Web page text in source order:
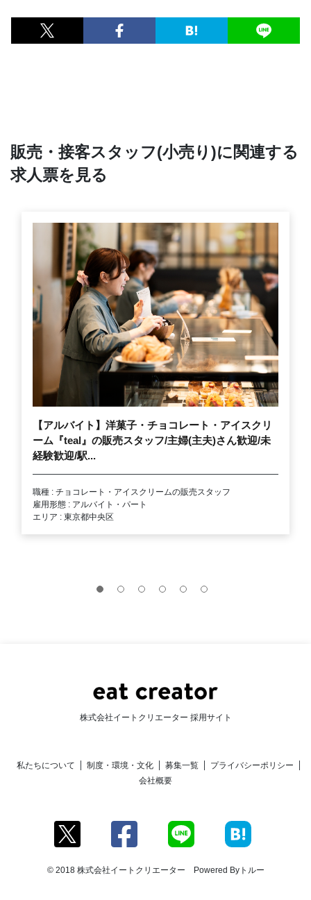
販売・接客スタッフ(小売り)に関連する
求人票を見る
【アルバイト】洋菓子・チョコレート・アイスクリ
ーム『teal』の販売スタッフ/主婦(主夫)さん歓迎/未
経験歓迎/駅...
職種 : チョコレート・アイスクリームの販売スタッフ
雇用形態 : アルバイト・パート
エリア : 東京都中央区
株式会社イートクリエーター 採用サイト
私たちについて 制度・環境・文化 募集一覧
プライバシーポリシー
会社概要
© 2018 株式会社イートクリエーター Powered Byトルー